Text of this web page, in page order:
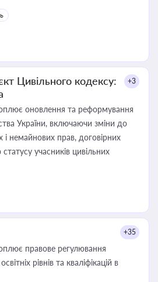
Цивільного кодексу:
+3
оновлення та реформування
України, включаючи зміни до
немайнових прав, договірних
учасників цивільних
+35
правове регулювання
рівнів та кваліфікацій в